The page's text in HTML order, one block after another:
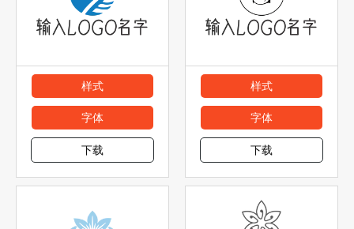
样式
字体
下载
样式
字体
下载